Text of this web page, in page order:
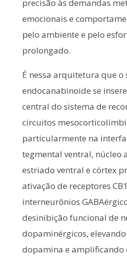
precisão às demandas
emocionais e
pelo ambiente e pelo
prolongado.
É nessa arquitetura que o
endocanabinoide se
central do sistema de
circuitos
particularmente na
tegmental ventral, núcleo
estriado ventral e córtex
ativação de receptores
interneurônios
desinibição funcional de
dopaminérgicos,
dopamina e amplificando